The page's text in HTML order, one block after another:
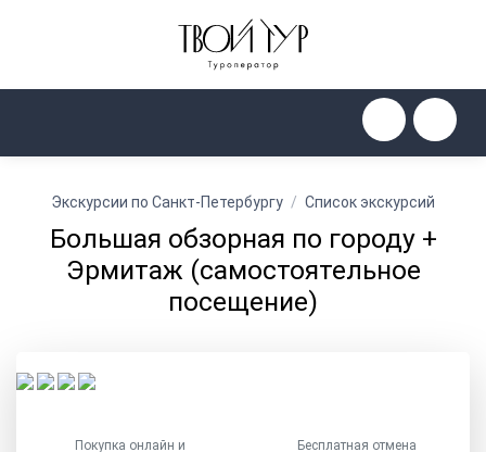
Экскурсии по Санкт-Петербургу Список экскурсий
Большая обзорная по городу +
Эрмитаж (самостоятельное
посещение)
Покупка онлайн и
Бесплатная отмена